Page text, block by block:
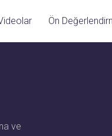
Ön
ve